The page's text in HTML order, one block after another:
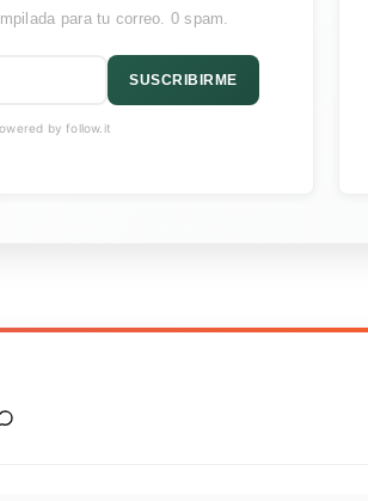
para tu correo. 0 spam.
SUSCRIBIRME
by follow.it